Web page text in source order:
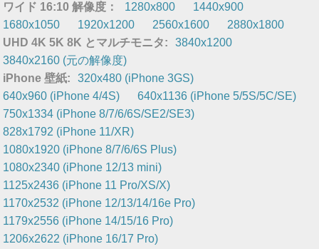
ワイド 16:10 解像度：
1280x800
1440x900
1680x1050
1920x1200 2560x1600
2880x1800
UHD 4K 5K 8K とマルチモニタ:
3840x1200
3840x2160 (元の解像度)
iPhone 壁紙:
320x480 (iPhone 3GS)
640x960 (iPhone 4/4S)
640x1136 (iPhone 5/5S/5C/SE)
750x1334 (iPhone 8/7/6/6S/SE2/SE3)
828x1792 (iPhone 11/XR)
1080x1920 (iPhone 8/7/6/6S Plus)
1080x2340 (iPhone 12/13 mini)
1125x2436 (iPhone 11 Pro/XS/X)
1170x2532 (iPhone 12/13/14/16e Pro)
1179x2556 (iPhone 14/15/16 Pro)
1206x2622 (iPhone 16/17 Pro)